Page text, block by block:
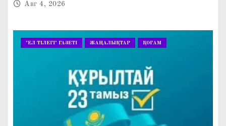
Авг 4, 2026
"ЕЛ ТІЛЕГІ" ГАЗЕТІ ЖАҢАЛЫҚТАР ҚОҒАМ